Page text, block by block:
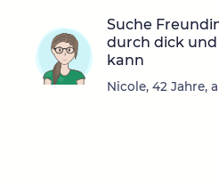
Suche
durch dick
kann
Nicole, 42 Jahre,